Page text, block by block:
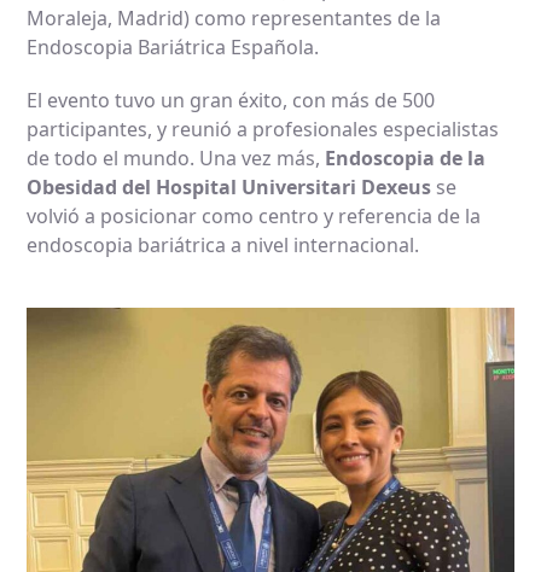
Moraleja, Madrid) como representantes de la
Endoscopia Bariátrica Española.
El evento tuvo un gran éxito, con más de 500
participantes, y reunió a profesionales especialistas
de todo el mundo. Una vez más, Endoscopia de la
Obesidad del Hospital Universitari Dexeus se
volvió a posicionar como centro y referencia de la
endoscopia bariátrica a nivel internacional.